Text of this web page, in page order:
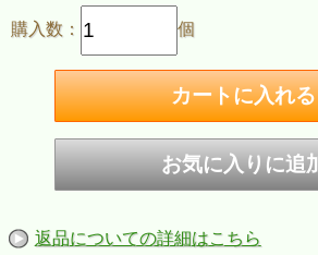
購入数： 個
返品についての詳細はこちら